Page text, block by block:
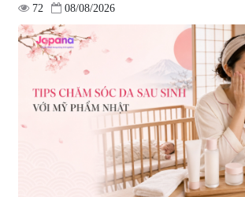
72
08/08/2026